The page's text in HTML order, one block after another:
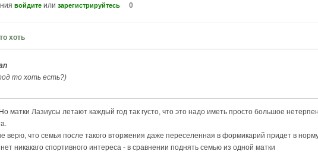
войдите или зарегистрируйтесь 0
хоть
то хоть есть?)
матки Лазиусы летают каждый год так густо, что это надо иметь просто большое
верю, что семья после такого вторжения даже переселенная в формикарий придет в
никакаго спортивного интереса - в сравнении поднять семью из одной матки